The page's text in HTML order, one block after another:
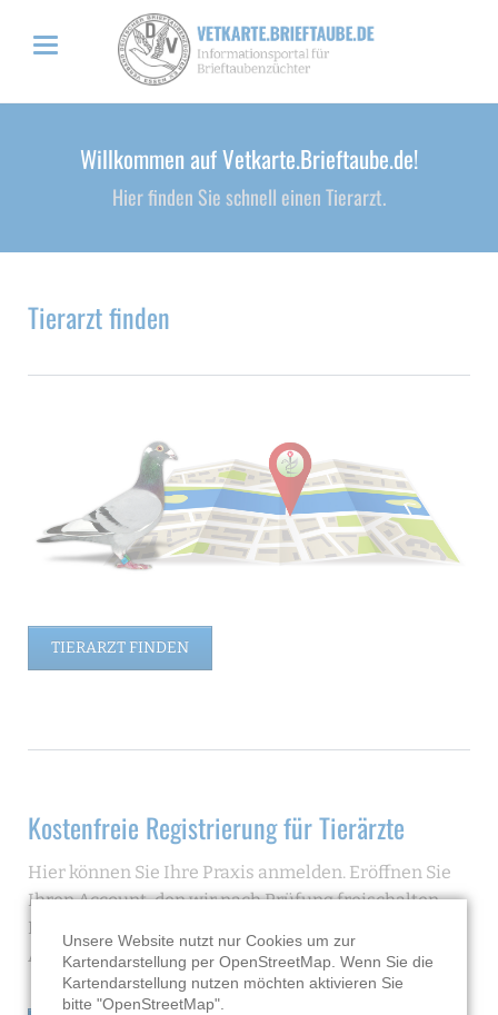
Willkommen auf Vetkarte.Brieftaube.de!
Hier finden Sie schnell einen Tierarzt.
Tierarzt finden
TIERARZT FINDEN
Kostenfreie Registrierung für Tierärzte
Hier können Sie Ihre Praxis anmelden. Eröffnen Sie
Ihren Account, den wir nach Prüfung freischalten.
Ihre Praxis ist dann mit den von Ihnen angegebenen
Angeboten auf diesem Portal auffindbar.
Unsere Website nutzt nur Cookies um zur
Kartendarstellung per OpenStreetMap. Wenn Sie die
Kartendarstellung nutzen möchten aktivieren Sie
bitte "OpenStreetMap".